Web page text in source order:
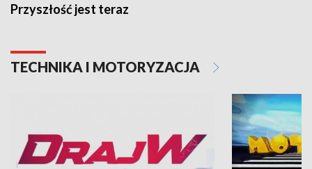
Przyszłość jest teraz
TECHNIKA I MOTORYZACJA